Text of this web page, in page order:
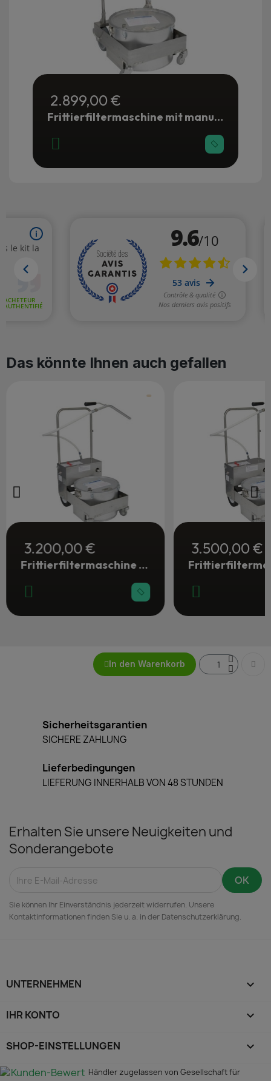
2.899,00 €
Frittierfiltermaschine mit manueller Pumpe 38 Liter - Gastronomie
Das könnte Ihnen auch gefallen
3.200,00 €
Frittierfiltermaschine mit Elektropumpe 28 Liter - Gastronomie
3.500,00 €
In den Warenkorb
Sicherheitsgarantien
SICHERE ZAHLUNG
Lieferbedingungen
LIEFERUNG INNERHALB VON 48 STUNDEN
Erhalten Sie unsere Neuigkeiten und
Sonderangebote
Sie können Ihr Einverständnis jederzeit widerrufen. Unsere
Kontaktinformationen finden Sie u. a. in der Datenschutzerklärung.
UNTERNEHMEN 
IHR KONTO 
SHOP-EINSTELLUNGEN keyboard_arrow_down
Händler zugelassen von Gesellschaft für